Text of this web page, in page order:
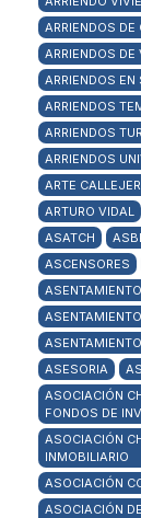
ARRIENDOS DE
ARRIENDOS DE
ARRIENDOS EN
ARRIENDOS
ARRIENDOS
ARRIENDOS
ARTE
ARTURO VIDAL
ASATCH
ASCENSORES
ASESORIA
ASOCIACIÓN
FONDOS DE
ASOCIACIÓN
INMOBILIARIO
ASOCIACIÓN
ASOCIACIÓN